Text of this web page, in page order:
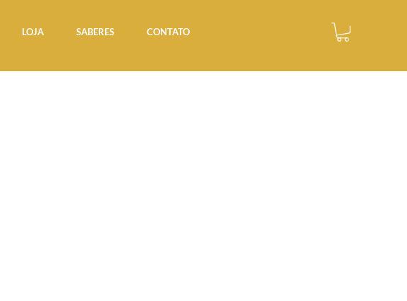
LOJA SABERES CONTATO